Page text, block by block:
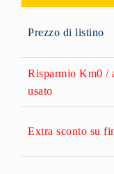
Prezzo di listino
Risparmio Km0 /
usato
Extra sconto su